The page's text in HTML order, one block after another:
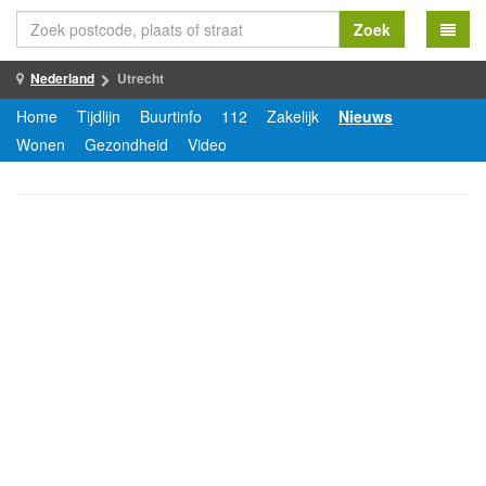
Zoek
Nederland Utrecht
Home Tijdlijn Buurtinfo 112 Zakelijk
Nieuws
Wonen
Gezondheid Video